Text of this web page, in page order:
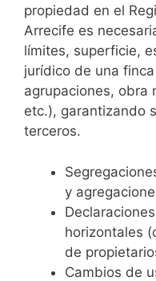
propiedad en el
Arrecife es
límites, superficie,
jurídico de una
agrupaciones, obra
etc.), garantizando
terceros.
y
horizontales
de
Cambios de